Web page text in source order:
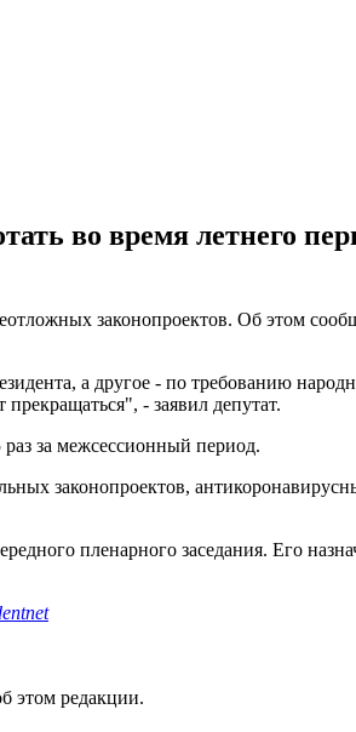
во время летнего
законопроектов. Об этом
а другое - по требованию
- заявил депутат.
за межсессионный период.
законопроектов,
пленарного заседания. Его
этом редакции.